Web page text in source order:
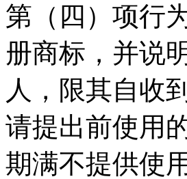
第（四）项行
册商标，并说
人，限其自收
请提出前使用
期满不提供使